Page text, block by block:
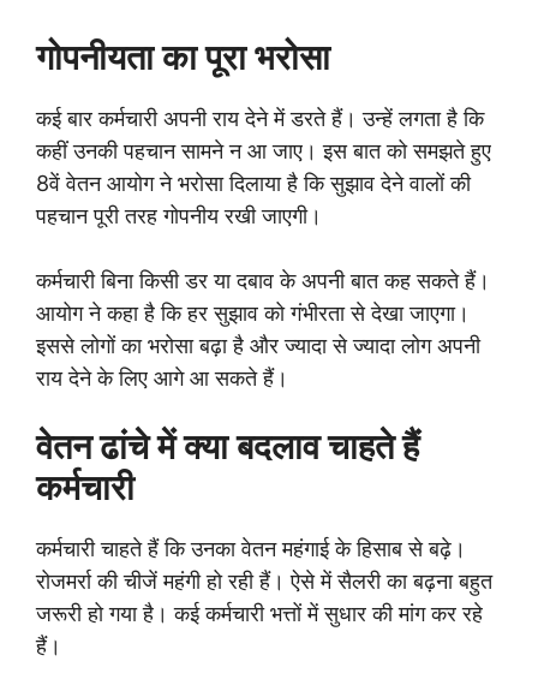
गोपनीयता का पूरा भरोसा
कई बार कर्मचारी अपनी राय देने में डरते हैं। उन्हें लगता है कि
कहीं उनकी पहचान सामने न आ जाए। इस बात को समझते हुए
8वें वेतन आयोग ने भरोसा दिलाया है कि सुझाव देने वालों की
पहचान पूरी तरह गोपनीय रखी जाएगी।
कर्मचारी बिना किसी डर या दबाव के अपनी बात कह सकते हैं।
आयोग ने कहा है कि हर सुझाव को गंभीरता से देखा जाएगा।
इससे लोगों का भरोसा बढ़ा है और ज्यादा से ज्यादा लोग अपनी
राय देने के लिए आगे आ सकते हैं।
वेतन ढांचे में क्या बदलाव चाहते हैं
कर्मचारी
कर्मचारी चाहते हैं कि उनका वेतन महंगाई के हिसाब से बढ़े।
रोजमर्रा की चीजें महंगी हो रही हैं। ऐसे में सैलरी का बढ़ना बहुत
जरूरी हो गया है। कई कर्मचारी भत्तों में सुधार की मांग कर रहे
हैं।